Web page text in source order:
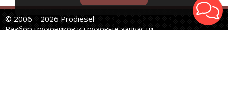
© 2006 – 2026 Prodiesel
Разбор грузовиков и грузовые запчасти